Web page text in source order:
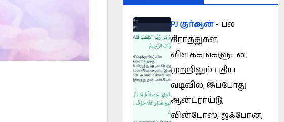
PJ குர்ஆன்- பல
கிராத்துகள்,
விளக்கங்களுடன்,
முற்றிலும் புதிய
வடிவில், இப்போது
ஆன்ட்ராய்டு,
வின்டோஸ், ஜஃபோன்,